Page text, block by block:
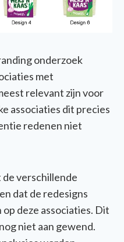
onderzoek
met
relevant zijn voor
associaties dit precies
redenen niet
verschillende
dat de redesigns
deze associaties. Dit
niet aan gewend.